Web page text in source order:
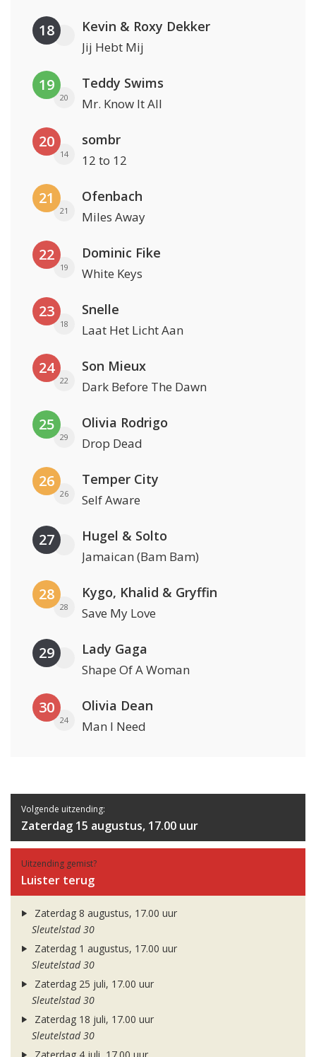
18 Kevin & Roxy Dekker
Jij Hebt Mij
19
20
Teddy Swims
Mr. Know It All
20
14
sombr
12 to 12
21
21
Ofenbach
Miles Away
22
19
Dominic Fike
White Keys
23
18
Snelle
Laat Het Licht Aan
24
22
Son Mieux
Dark Before The Dawn
25
29
Olivia Rodrigo
Drop Dead
26
26
Temper City
Self Aware
27 Hugel & Solto
Jamaican (Bam Bam)
28
28
Kygo, Khalid & Gryffin
Save My Love
29 Lady Gaga
Shape Of A Woman
30
24
Olivia Dean
Man I Need
Volgende uitzending:
Zaterdag 15 augustus, 17.00 uur
Uitzending gemist?
Luister terug
Zaterdag 8 augustus, 17.00 uur
Sleutelstad 30
Zaterdag 1 augustus, 17.00 uur
Sleutelstad 30
Zaterdag 25 juli, 17.00 uur
Sleutelstad 30
Zaterdag 18 juli, 17.00 uur
Sleutelstad 30